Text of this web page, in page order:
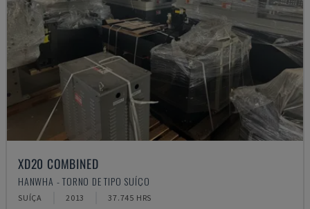
XD20 COMBINED
HANWHA - TORNO DE TIPO SUÍÇO
SUÍÇA 2013 37.745 HRS